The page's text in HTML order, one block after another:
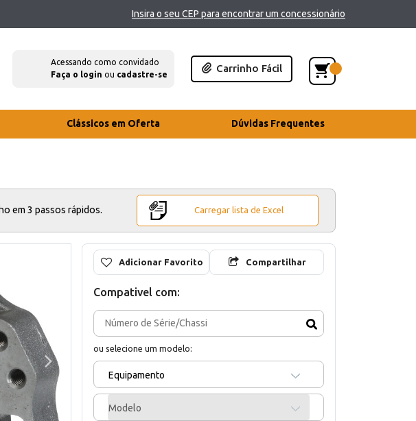
Insira o seu CEP para encontrar um concessionário
Acessando como convidado
Faça o login ou cadastre-se
Carrinho Fácil
Clássicos em Oferta Dúvidas Frequentes
em 3 passos rápidos. Carregar lista de Excel
Adicionar Favorito Compartilhar
Compativel com:
ou selecione um modelo:
Equipamento
Modelo